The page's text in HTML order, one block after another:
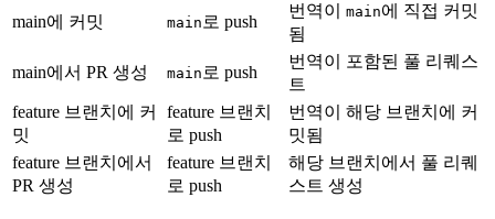
main에 커밋 main 로 push
번역이 main에 직접 커밋
됨
main에서 PR 생성 main 로 push
번역이 포함된 풀 리퀘스
트
feature 브랜치에 커
밋
feature 브랜치
로 push
번역이 해당 브랜치에 커
밋됨
feature 브랜치에서
PR 생성
feature 브랜치
로 push
해당 브랜치에서 풀 리퀘
스트 생성